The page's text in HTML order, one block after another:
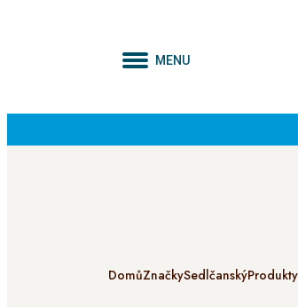
MENU
DomůZnačkySedlčanskýProdukty